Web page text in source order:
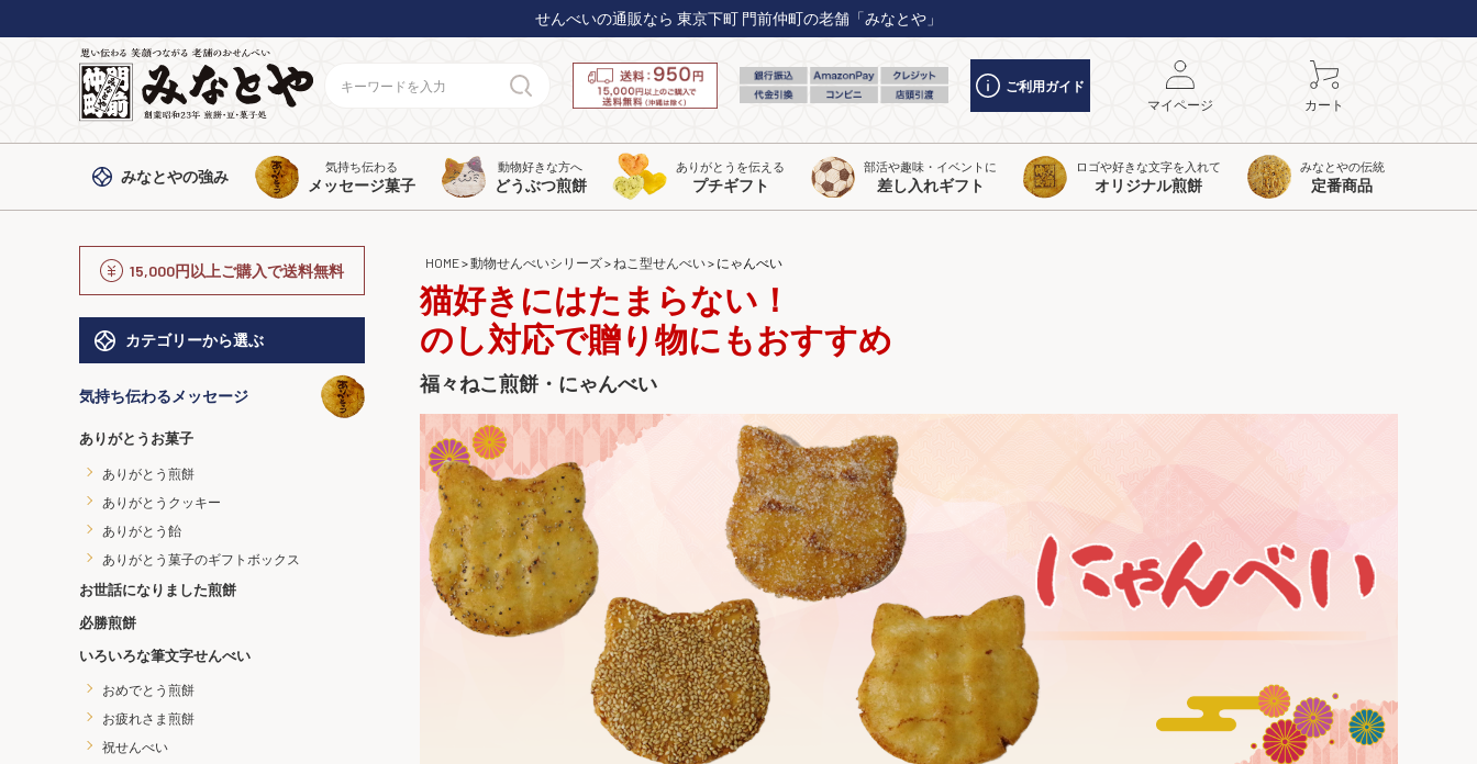
せんべいの通販なら 東京下町 門前仲町の老舗「みなとや」
ご利用ガイド
マイページ
カート
みなとやの強み
気持ち伝わる
メッセージ菓子
動物好きな方へ
どうぶつ煎餅
ありがとうを伝える
プチギフト
部活や趣味・イベントに
差し入れギフト
ロゴや好きな文字を入れて
オリジナル煎餅
みなとやの伝統
定番商品
15,000円以上ご購入で送料無料
カテゴリーから選ぶ
気持ち伝わるメッセージ
ありがとうお菓子
ありがとう煎餅
ありがとうクッキー
ありがとう飴
ありがとう菓子のギフトボックス
お世話になりました煎餅
必勝煎餅
いろいろな筆文字せんべい
おめでとう煎餅
お疲れさま煎餅
祝せんべい
HOME 動物せんべいシリーズ ねこ型せんべい にゃんべい
猫好きにはたまらない！
のし対応で贈り物にもおすすめ
福々ねこ煎餅・にゃんべい